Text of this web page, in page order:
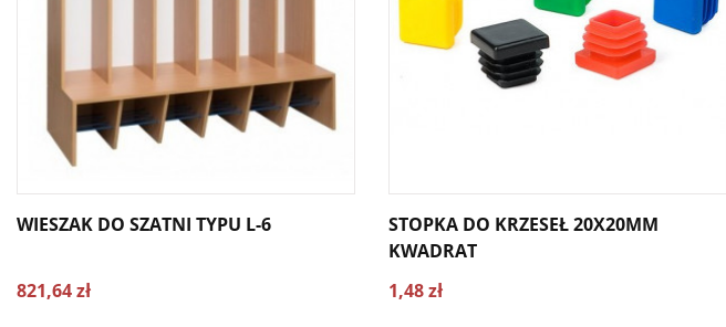
WIESZAK DO SZATNI TYPU L-6
821,64 zł
STOPKA DO KRZESEŁ 20X20MM
KWADRAT
1,48 zł